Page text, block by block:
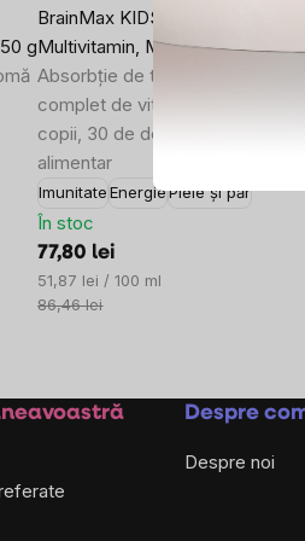
g
BrainMax KIDS Liquid
Multivitamin, Mango, 150 ml
Absorbție de top și spectru
complet de vitamine pentru
copii, 30 de doze, supliment
alimentar
Imunitate EnergiePiele și păr
În stoc
77,80 lei
Evaluare
preţ:
51,87 lei / 100 ml
86,46 lei
Despre
Despre noi